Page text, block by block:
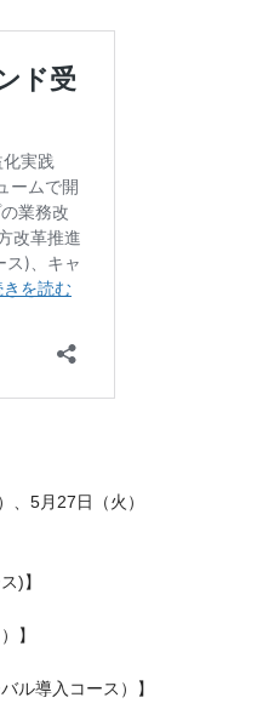
、5月27日（火）
)】
】
ル導入コース）】